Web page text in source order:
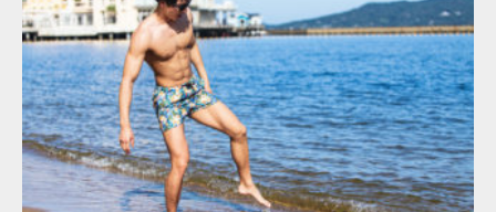
Update:2021.07.8
Category:海のマッチョ オレンジの人 AKIHITO(細マッチョ) 大胸筋
脚
ダウンロード
TOKYO FMラジオ番組「ONE MORNING」
で紹介さ…
NHK「所さん！事件ですよ」に取材されまし